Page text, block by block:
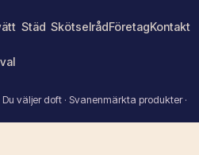
Städ SkötselrådFöretagKontakt
väljer doft · Svanenmärkta produkter ·